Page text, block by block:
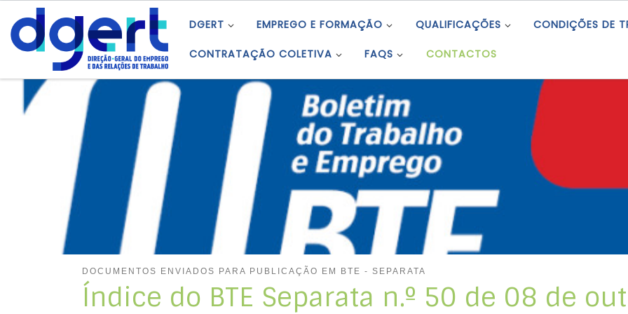
Skip to content DGERT EMPREGO E FORMAÇÃO QUALIFICAÇÕES CONDIÇÕES DE
CONTRATAÇÃO COLETIVA FAQS CONTACTOS
DOCUMENTOS ENVIADOS PARA PUBLICAÇÃO EM BTE - SEPARATA
Índice do BTE Separata n.º 50 de 08 de